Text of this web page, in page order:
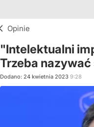
Opinie
"Intelektualni
Trzeba
Dodano: 24 kwietnia 2023 9:28